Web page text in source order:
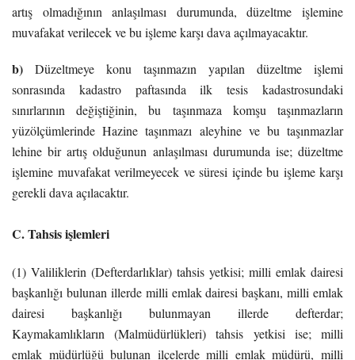
artış olmadığının anlaşılması durumunda, düzeltme işlemine
muvafakat verilecek ve bu işleme karşı dava açılmayacaktır.
b) Düzeltmeye konu taşınmazın yapılan düzeltme işlemi
sonrasında kadastro paftasında ilk tesis kadastrosundaki
sınırlarının değiştiğinin, bu taşınmaza komşu taşınmazların
yüzölçümlerinde Hazine taşınmazı aleyhine ve bu taşınmazlar
lehine bir artış olduğunun anlaşılması durumunda ise; düzeltme
işlemine muvafakat verilmeyecek ve süresi içinde bu işleme karşı
gerekli dava açılacaktır.
C. Tahsis işlemleri
(1) Valiliklerin (Defterdarlıklar) tahsis yetkisi; milli emlak dairesi
başkanlığı bulunan illerde milli emlak dairesi başkanı, milli emlak
dairesi başkanlığı bulunmayan illerde defterdar;
Kaymakamlıkların (Malmüdürlükleri) tahsis yetkisi ise; milli
emlak müdürlüğü bulunan ilçelerde milli emlak müdürü, milli